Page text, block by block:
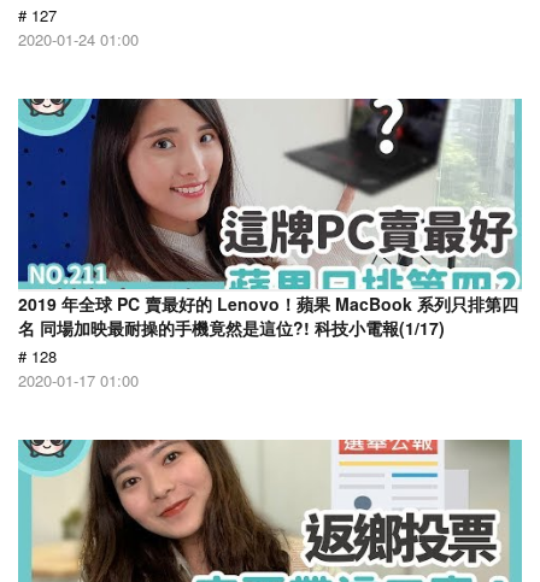
# 127
2020-01-24 01:00
2019 年全球 PC 賣最好的 Lenovo！蘋果 MacBook 系列只排第四
名 同場加映最耐操的手機竟然是這位?! 科技小電報(1/17)
# 128
2020-01-17 01:00